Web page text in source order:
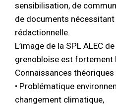
sensibilisation, de
de documents
rédactionnelle.
L’image de la SPL ALEC
grenobloise est fortement
Connaissances théoriques
• Problématique
changement climatique,